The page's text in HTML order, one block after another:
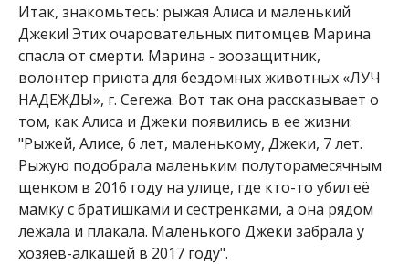
Итак, знакомьтесь: рыжая Алиса и маленький
Джеки! Этих очаровательных питомцев Марина
спасла от смерти. Марина - зоозащитник,
волонтер приюта для бездомных животных «ЛУЧ
НАДЕЖДЫ», г. Сегежа. Вот так она рассказывает о
том, как Алиса и Джеки появились в ее жизни:
"Рыжей, Алисе, 6 лет, маленькому, Джеки, 7 лет.
Рыжую подобрала маленьким полуторамесячным
щенком в 2016 году на улице, где кто-то убил её
мамку с братишками и сестренками, а она рядом
лежала и плакала. Маленького Джеки забрала у
хозяев-алкашей в 2017 году".